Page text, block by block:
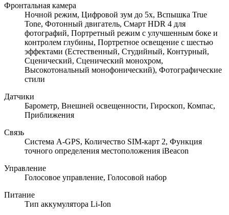
Фронтальная камера
Ночной режим, Цифровой зум до 5x, Вспышка True
Tone, Фотонный двигатель, Смарт HDR 4 для
фотографий, Портретный режим с улучшенным боке и
контролем глубины, Портретное освещение с шестью
эффектами (Естественный, Студийный, Контурный,
Сценический, Сценический монохром,
Высокотональный монофонический), Фотографические
стили
Датчики
Барометр, Внешней освещенности, Гироскоп, Компас,
Приближения
Связь
Cистема A-GPS, Количество SIM-карт 2, Функция
точного определения местоположения iBeacon
Управление
Голосовое управление, Голосовой набор
Питание
Тип аккумулятора Li-Ion